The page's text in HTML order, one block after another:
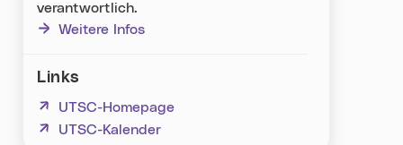
verantwortlich.
Weitere Infos
Links
UTSC-Homepage
(neues Fenster)
UTSC-Kalender
(neues Fenster)